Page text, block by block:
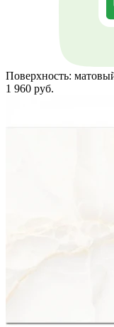
Поверхность:
1 960 руб.